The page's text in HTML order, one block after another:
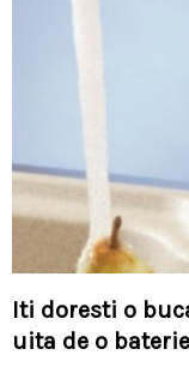
Iti doresti o
uita de o